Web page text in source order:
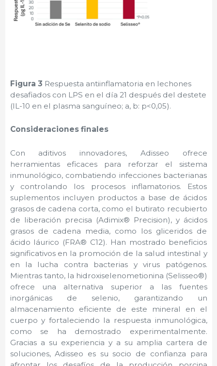
Figura 3 Respuesta antiinflamatoria en lechones
desafiados con LPS en el día 21 después del destete
(IL-10 en el plasma sanguíneo; a, b: p<0,05).
Consideraciones finales
Con aditivos innovadores, Adisseo ofrece
herramientas eficaces para reforzar el sistema
inmunológico, combatiendo infecciones bacterianas
y controlando los procesos inflamatorios. Estos
suplementos incluyen productos a base de ácidos
grasos de cadena corta, como el butirato recubierto
de liberación precisa (Adimix® Precision), y ácidos
grasos de cadena media, como los gliceridos de
ácido láurico (FRA® C12). Han mostrado beneficios
significativos en la promoción de la salud intestinal y
en la lucha contra bacterias y virus patógenos.
Mientras tanto, la hidroxiselenometionina (Selisseo®)
ofrece una alternativa superior a las fuentes
inorgánicas de selenio, garantizando un
almacenamiento eficiente de este mineral en el
cuerpo y fortaleciendo la respuesta inmunológica,
como se ha demostrado experimentalmente.
Gracias a su experiencia y a su amplia cartera de
soluciones, Adisseo es su socio de confianza para